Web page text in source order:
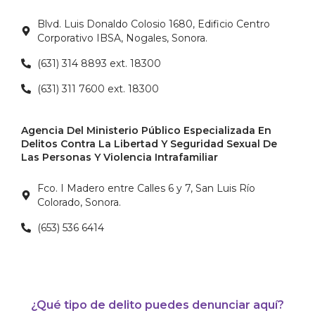
Blvd. Luis Donaldo Colosio 1680, Edificio Centro
Corporativo IBSA, Nogales, Sonora.
(631) 314 8893 ext. 18300
(631) 311 7600 ext. 18300
Agencia Del Ministerio Público Especializada En
Delitos Contra La Libertad Y Seguridad Sexual De
Las Personas Y Violencia Intrafamiliar
Fco. I Madero entre Calles 6 y 7, San Luis Río
Colorado, Sonora.
(653) 536 6414
¿Qué tipo de delito puedes denunciar aquí?